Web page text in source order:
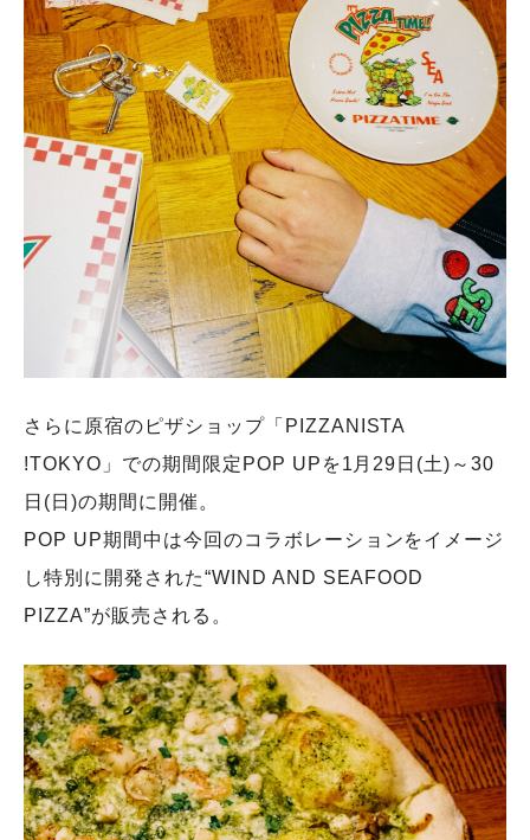
さらに原宿のピザショップ「PIZZANISTA
!TOKYO」での期間限定POP UPを1⽉29⽇(⼟)～30
⽇(⽇)の期間に開催。
POP UP期間中は今回のコラボレーションをイメージ
し特別に開発された“WIND AND SEAFOOD
PIZZA”が販売される。